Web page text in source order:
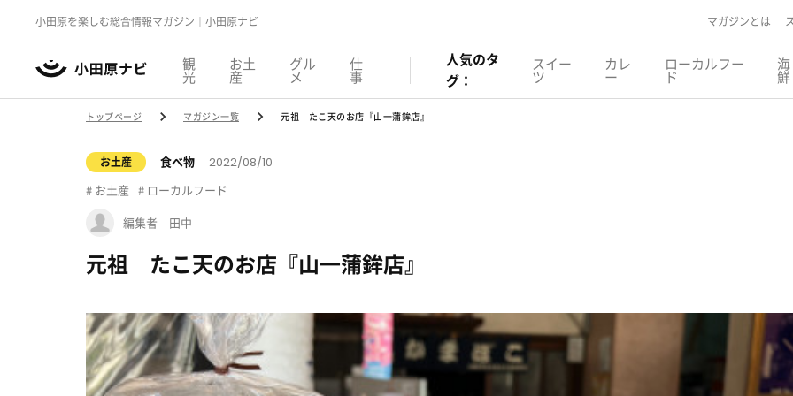
小田原を楽しむ総合情報マガジン｜小田原ナビ マガジンとは
観
光
お土
産
グル
メ
仕
事
人気のタ
グ：
スイー
ツ
カレ
ー
ローカルフー
ド
海
鮮
トップページ マガジン一覧 元祖 たこ天のお店『山一蒲鉾店』
お土産 食べ物 2022/08/10
お土産 ローカルフード
編集者 田中
元祖 たこ天のお店『山一蒲鉾店』